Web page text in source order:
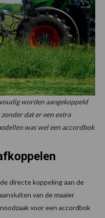
worden aangekoppeld
dat er een extra
was wel een accordbok
directe koppeling aan de
van de maaier
voor een accordbok